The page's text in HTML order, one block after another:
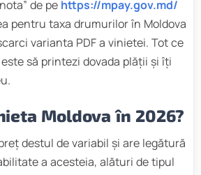
de pe https://mpay.gov.md/
pentru taxa drumurilor în Moldova
varianta PDF a vinietei. Tot ce
să printezi dovada plății și îți
Moldova în 2026?
destul de variabil și are legătură
a acesteia, alături de tipul